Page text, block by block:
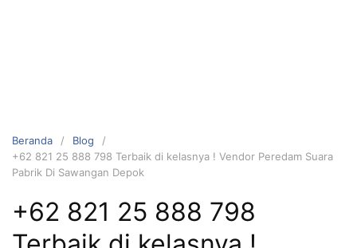
Beranda
Blog
+62 821 25 888 798 Terbaik di kelasnya ! Vendor Peredam Suara
Pabrik Di Sawangan Depok
+62 821 25 888 798